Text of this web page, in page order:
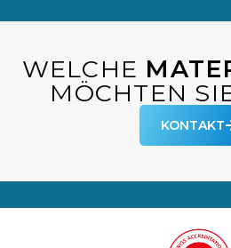
WELCHE
MÖCHTEN
KONTAKT